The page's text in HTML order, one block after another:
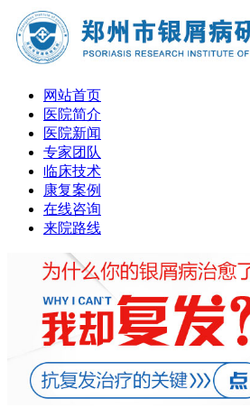
网站首页
医院简介
医院新闻
专家团队
临床技术
康复案例
在线咨询
来院路线